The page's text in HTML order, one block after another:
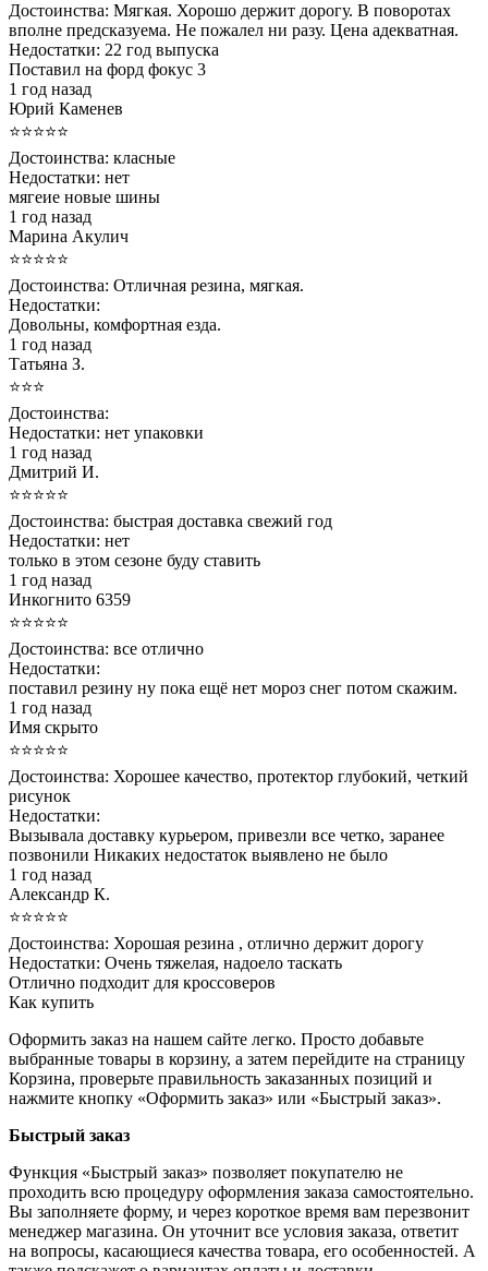
Достоинства: Мягкая. Хорошо держит дорогу. В поворотах
вполне предсказуема. Не пожалел ни разу. Цена адекватная.
Недостатки: 22 год выпуска
Поставил на форд фокус 3
1 год назад
Юрий Каменев
⭐⭐⭐⭐⭐
Достоинства: класные
Недостатки: нет
мягеие новые шины
1 год назад
Марина Акулич
⭐⭐⭐⭐⭐
Достоинства: Отличная резина, мягкая.
Недостатки:
Довольны, комфортная езда.
1 год назад
Татьяна З.
⭐⭐⭐
Достоинства:
Недостатки: нет упаковки
1 год назад
Дмитрий И.
⭐⭐⭐⭐⭐
Достоинства: быстрая доставка свежий год
Недостатки: нет
только в этом сезоне буду ставить
1 год назад
Инкогнито 6359
⭐⭐⭐⭐⭐
Достоинства: все отлично
Недостатки:
поставил резину ну пока ещё нет мороз снег потом скажим.
1 год назад
Имя скрыто
⭐⭐⭐⭐⭐
Достоинства: Хорошее качество, протектор глубокий, четкий
рисунок
Недостатки:
Вызывала доставку курьером, привезли все четко, заранее
позвонили Никаких недостаток выявлено не было
1 год назад
Александр К.
⭐⭐⭐⭐⭐
Достоинства: Хорошая резина , отлично держит дорогу
Недостатки: Очень тяжелая, надоело таскать
Отлично подходит для кроссоверов
Как купить
Оформить заказ на нашем сайте легко. Просто добавьте
выбранные товары в корзину, а затем перейдите на страницу
Корзина, проверьте правильность заказанных позиций и
нажмите кнопку «Оформить заказ» или «Быстрый заказ».
Быстрый заказ
Функция «Быстрый заказ» позволяет покупателю не
проходить всю процедуру оформления заказа самостоятельно.
Вы заполняете форму, и через короткое время вам перезвонит
менеджер магазина. Он уточнит все условия заказа, ответит
на вопросы, касающиеся качества товара, его особенностей. А